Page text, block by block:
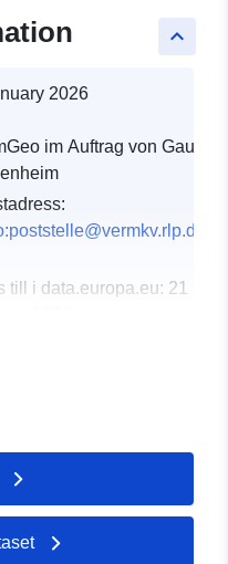
keyboard_arrow_up
2026
im Auftrag von Gau-
till i data.europa.eu: 21